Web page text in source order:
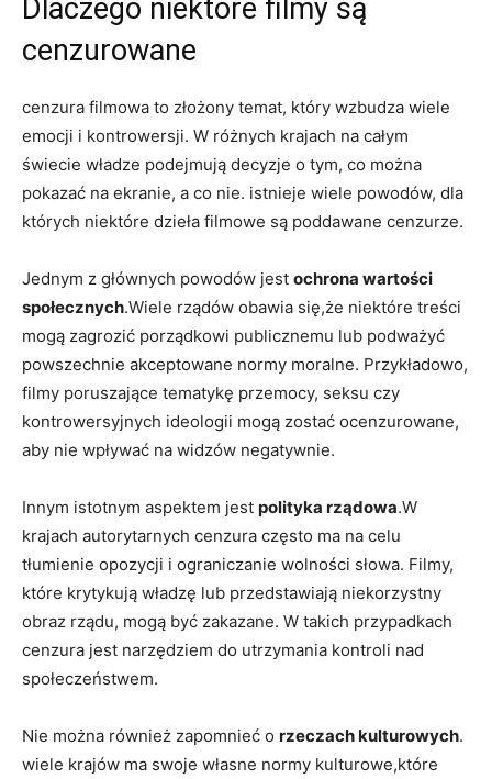
Dlaczego niektóre filmy są
cenzurowane
cenzura filmowa to⁣ złożony temat, który wzbudza wiele
emocji i kontrowersji. W różnych krajach na całym
‍świecie władze podejmują decyzje o tym, co można
pokazać na⁣ ekranie, a co nie. istnieje wiele powodów, dla
których niektóre dzieła filmowe są poddawane cenzurze.
Jednym z głównych⁤ powodów jest ochrona wartości
‍społecznych.Wiele rządów obawia się,że niektóre⁢ treści
mogą zagrozić porządkowi publicznemu lub podważyć
powszechnie akceptowane normy moralne. Przykładowo,
filmy poruszające tematykę przemocy, seksu czy
kontrowersyjnych ideologii ⁢mogą zostać ocenzurowane,
aby nie wpływać na widzów negatywnie.
Innym⁤ istotnym aspektem jest polityka rządowa.W
krajach autorytarnych cenzura często ma na celu
tłumienie opozycji ⁤i ograniczanie wolności słowa. Filmy,
które‍ krytykują władzę lub przedstawiają niekorzystny
obraz rządu, mogą być⁢ zakazane. W takich przypadkach
cenzura jest narzędziem do utrzymania kontroli nad
społeczeństwem.
Nie można również ⁤zapomnieć o rzeczach kulturowych.
wiele krajów ma swoje⁤ własne normy kulturowe,które